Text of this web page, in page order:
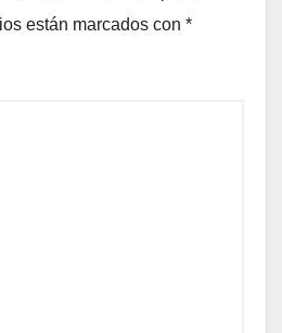
están marcados con *